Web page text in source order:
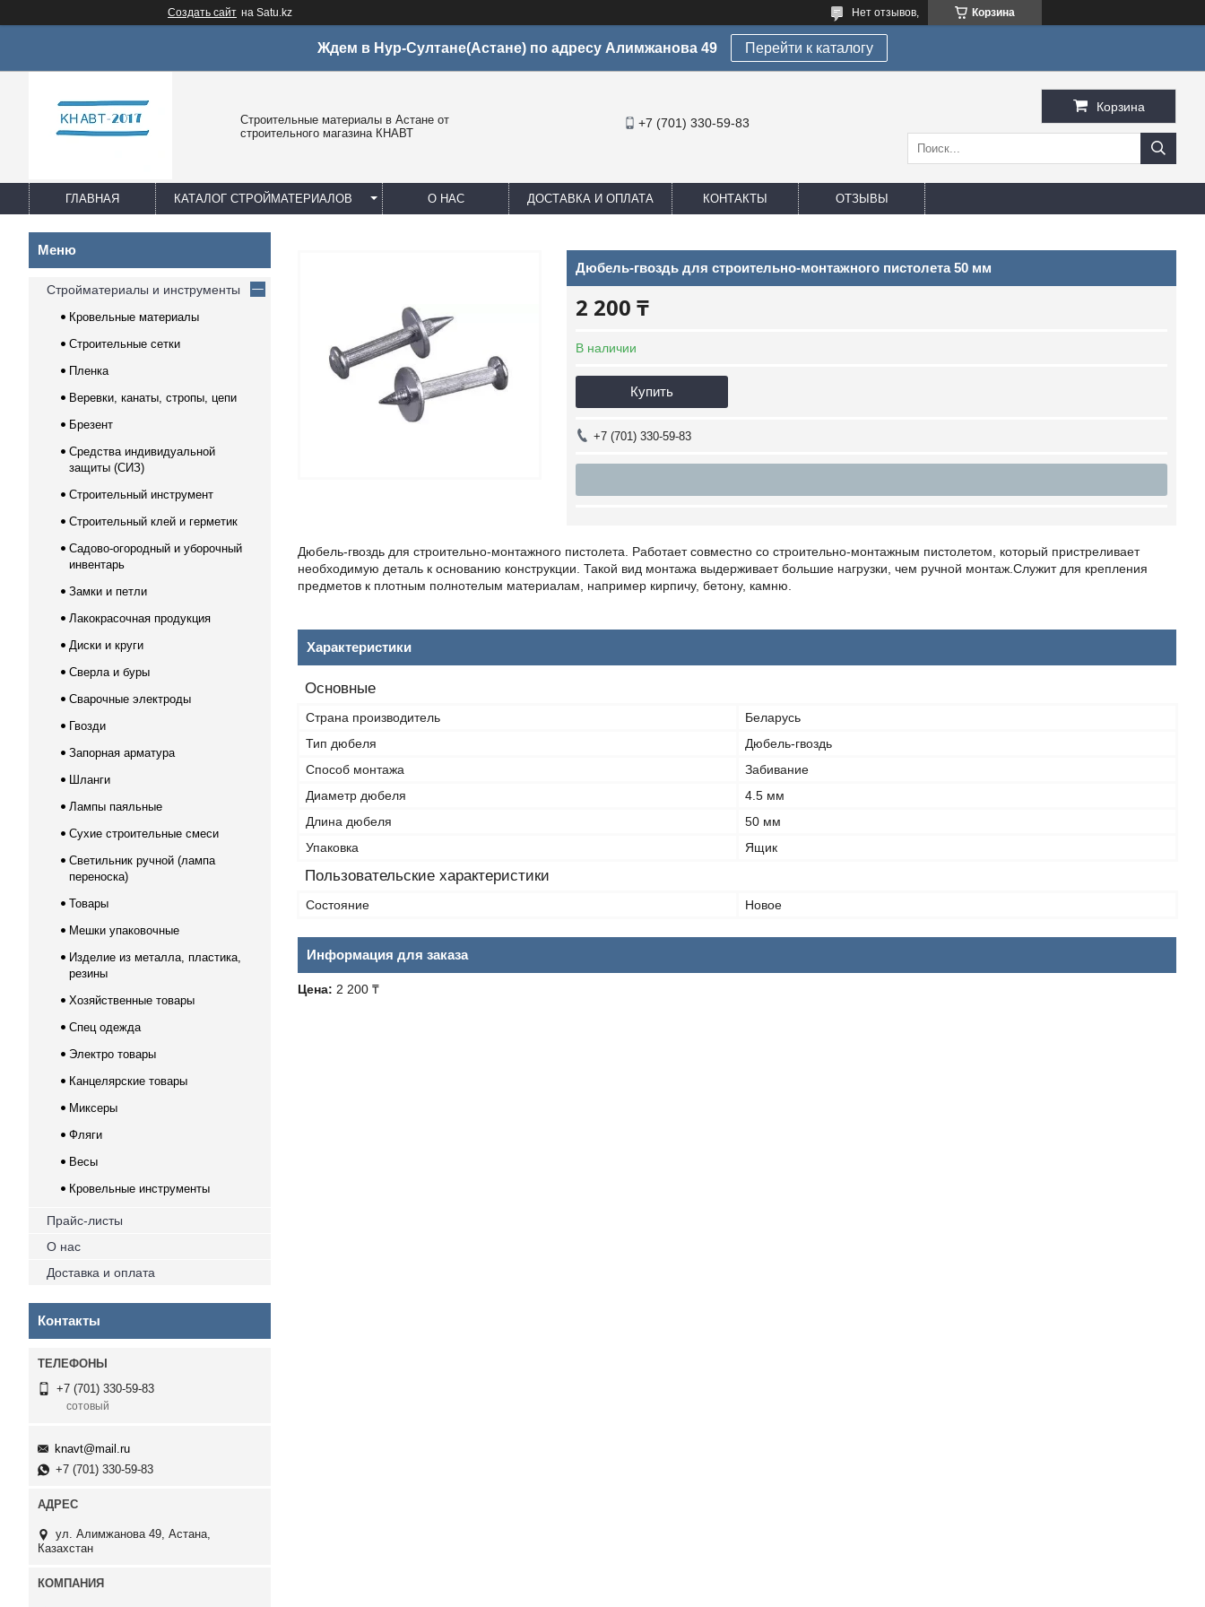
Создать сайт на Satu.kz Корзина
Нет отзывов,
Ждем в Нур-Султане(Астане) по адресу Алимжанова 49 Перейти к каталогу
Строительные материалы в Астане от
строительного магазина КНАВТ
+7 (701) 330-59-83
Корзина
ГЛАВНАЯ КАТАЛОГ СТРОЙМАТЕРИАЛОВ О НАС ДОСТАВКА И ОПЛАТА КОНТАКТЫ ОТЗЫВЫ
Дюбель-гвоздь для строительно-монтажного пистолета 50 мм
2 200 ₸
В наличии
Купить
+7 (701) 330-59-83
Дюбель-гвоздь для строительно-монтажного пистолета. Работает совместно со строительно-монтажным пистолетом, который пристреливает
необходимую деталь к основанию конструкции. Такой вид монтажа выдерживает большие нагрузки, чем ручной монтаж.Служит для крепления
предметов к плотным полнотелым материалам, например кирпичу, бетону, камню.
Характеристики
Основные
Страна производитель
Беларусь
Тип дюбеля
Дюбель-гвоздь
Способ монтажа
Забивание
Диаметр дюбеля
4.5 мм
Длина дюбеля
50 мм
Упаковка
Ящик
Пользовательские характеристики
Состояние Новое
Информация для заказа
Цена: 2 200 ₸
Стройматериалы и инструменты
Кровельные материалы
Строительные сетки
Пленка
Веревки, канаты, стропы, цепи
Брезент
Средства индивидуальной
защиты (СИЗ)
Строительный инструмент
Строительный клей и герметик
Садово-огородный и уборочный
инвентарь
Замки и петли
Лакокрасочная продукция
Диски и круги
Сверла и буры
Сварочные электроды
Гвозди
Запорная арматура
Шланги
Лампы паяльные
Сухие строительные смеси
Светильник ручной (лампа
переноска)
Товары
Мешки упаковочные
Изделие из металла, пластика,
резины
Хозяйственные товары
Спец одежда
Электро товары
Канцелярские товары
Миксеры
Фляги
Весы
Кровельные инструменты
Прайс-листы
О нас
Доставка и оплата
Контакты
+7 (701) 330-59-83
сотовый
knavt@mail.ru
+7 (701) 330-59-83
ул. Алимжанова 49, Астана,
Казахстан